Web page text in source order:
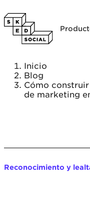
Inicio
Blog
Cómo
de marketing
Reconocimiento y